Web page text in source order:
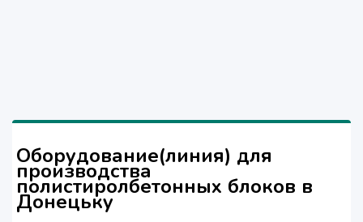
Оборудование(линия) для
производства
полистиролбетонных блоков в
Донецьку